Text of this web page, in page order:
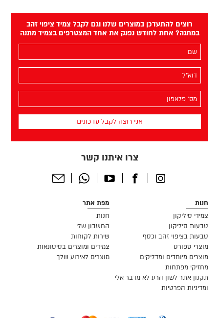
רוצים להתעדכן במוצרים שלנו וגם לקבל צמיד ציפוי זהב
במתנה? אחת לחודש נפנק את אחד המצטרפים בצמיד מתנה
שלך
שלך
הפלאפון
צרו איתנו קשר
Instagram
Facebook
Youtube
Whatsapp
Send
חנות
צמידי סיליקון
טבעות סיליקון
טבעות בציפוי זהב וכסף
מוצרי ספורט
מוצרים מיוחדים ומדליקים
מחזיקי מפתחות
תקנון אתר לשון הרע לא מדבר אלי
ומדיניות הפרטיות
מפת אתר
חנות
החשבון שלי
שירות לקוחות
צמידים ומוצרים בסיטונאות
מוצרים לאירוע שלך